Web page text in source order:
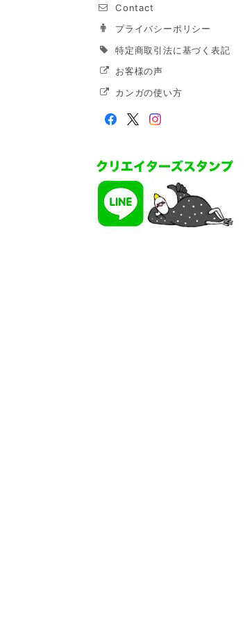
Contact
プライバシーポリシー
特定商取引法に基づく表記
お客様の声
カンガの使い方